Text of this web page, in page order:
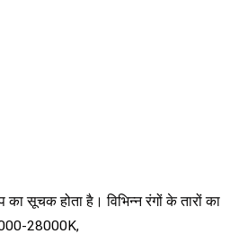
का सूचक होता है। विभिन्न रंगों के तारों का
28000K,